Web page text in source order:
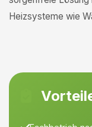
Heizsysteme wie